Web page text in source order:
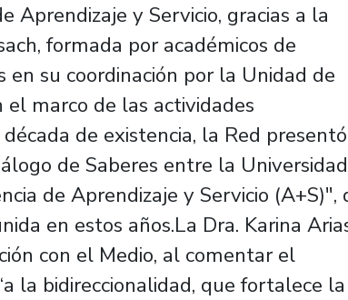
Aprendizaje y Servicio, gracias a la
formada por académicos de
su coordinación por la Unidad de
el marco de las actividades
de existencia, la Red presentó
de Saberes entre la
de Aprendizaje y Servicio (A+S)",
en estos años.La Dra. Karina
con el Medio, al comentar el
la bidireccionalidad, que fortalece la